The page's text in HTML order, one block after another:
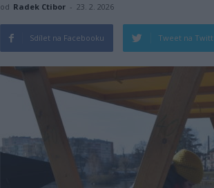
od Radek Ctibor - 23. 2. 2026
Sdílet na Facebooku Tweet na